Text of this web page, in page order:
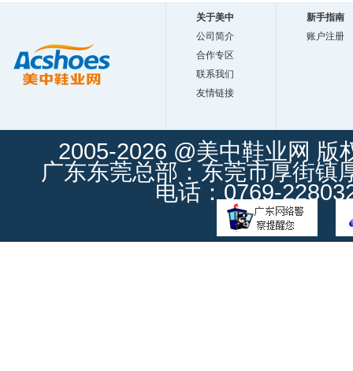
关于美中
公司简介
合作专区
联系我们
友情链接
新手指南
账户注册
2005-2026 @美中鞋业网 版
广东东莞总部：东莞市厚街镇
电话：0769-